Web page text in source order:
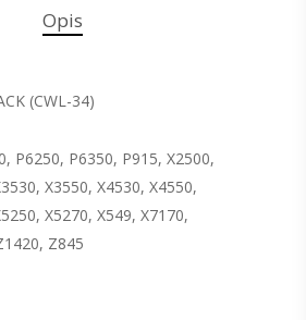
Opis
(CWL-34)
P6250, P6350, P915, X2500,
X3550, X4530, X4550,
X5270, X549, X7170,
Z845